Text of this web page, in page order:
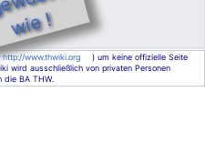
e !
http://www.thwiki.org
) um keine offizielle Seite
wird ausschließlich von privaten Personen
die BA THW.